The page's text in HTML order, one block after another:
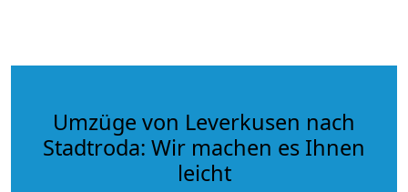
Umzüge von Leverkusen nach
Stadtroda: Wir machen es Ihnen
leicht